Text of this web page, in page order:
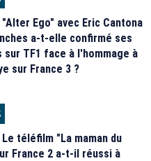
Ego" avec Eric Cantona
a-t-elle confirmé ses
sur TF1 face à l'hommage à
sur France 3 ?
téléfilm "La maman du
France 2 a-t-il réussi à